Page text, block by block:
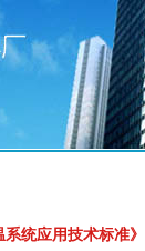
统应用技术标准》